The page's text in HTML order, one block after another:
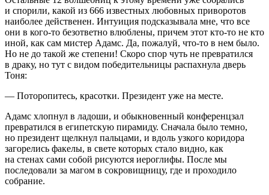
и спорили, какой из 666 известных любовных приворотов
наиболее действенен. Интуиция подсказывала мне, что все
они в кого-то безответно влюблены, причем этот кто-то не кто
иной, как сам мистер Адамс. Да, пожалуй, что-то в нем было.
Но не до такой же степени! Скоро спор чуть не превратился
в драку, но тут с видом победительницы распахнула дверь
Тоня:
— Поторопитесь, красотки. Президент уже на месте.
Адамс хлопнул в ладоши, и обыкновенный конференцзал
превратился в египетскую пирамиду. Сначала было темно,
но президент щелкнул пальцами, и вдоль узкого коридора
загорелись факелы, в свете которых стало видно, как
на стенах сами собой рисуются иероглифы. После мы
последовали за магом в сокровищницу, где и проходило
собрание.